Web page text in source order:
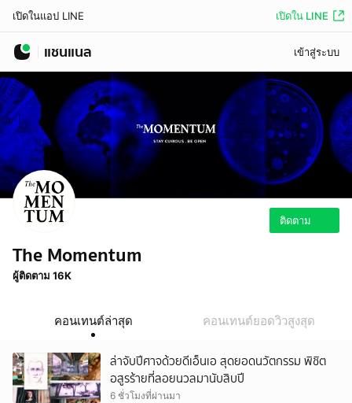
เปิดในแอป LINE เปิดใน LINE
แชนแนล เข้าสู่ระบบ
ติดตาม
The Momentum
ผู้ติดตาม 16K
คอนเทนต์ล่าสุด คอนเทนต์ยอดวิวสูงสุด
ล่าจับปีศาจด้วยดีเอ็นเอ สุดยอดนวัตกรรม พิชิต
อสูรร้ายที่ลอยนวลมานับสิบปี
6 ชั่วโมงที่ผ่านมา